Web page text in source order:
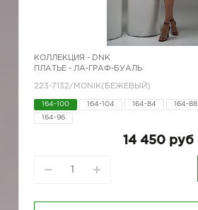
КОЛЛЕКЦИЯ - DNK
ПЛАТЬЕ - ЛА-ГРАФ-БУАЛЬ
223-7132/MONIK(БЕЖЕВЫЙ)
164-100 164-104 164-84 164-88
164-96
14 450 руб